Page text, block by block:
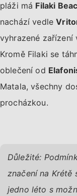
pláži má Filaki
nachází vedle
vyhrazené zařízení
Kromě Filaki se
oblečení od
Matala, všechny
procházkou.
Důležité:
značení na Krétě
jedno léto s